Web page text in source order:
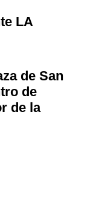
LA
de San
de
de la